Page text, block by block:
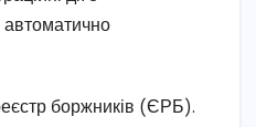
боржників (ЄРБ).